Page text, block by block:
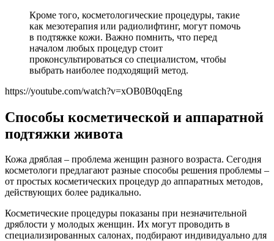
Кроме того, косметологические процедуры, такие
как мезотерапия или радиолифтинг, могут помочь
в подтяжке кожи. Важно помнить, что перед
началом любых процедур стоит
проконсультироваться со специалистом, чтобы
выбрать наиболее подходящий метод.
https://youtube.com/watch?v=xOB0B0qqEng
Способы косметической и аппаратной
подтяжки живота
Кожа дряблая – проблема женщин разного возраста. Сегодня
косметологи предлагают разные способы решения проблемы –
от простых косметических процедур до аппаратных методов,
действующих более радикально.
Косметические процедуры показаны при незначительной
дряблости у молодых женщин. Их могут проводить в
специализированных салонах, подбирают индивидуально для